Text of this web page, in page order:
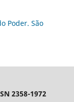
Poder. São
2358-1972